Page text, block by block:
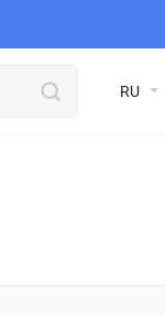
RU